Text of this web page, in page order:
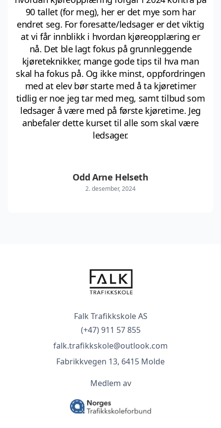
90 tallet (for meg), her er det mye som har
endret seg. For foresatte/ledsager er det viktig
at vi får innblikk i hvordan kjøreopplæring er
nå. Det ble lagt fokus på grunnleggende
kjøreteknikker, mange gode tips til hva man
skal ha fokus på. Og ikke minst, oppfordringen
med at elev bør starte med å ta kjøretimer
tidlig er noe jeg tar med meg, samt tilbud som
ledsager å være med på første kjøretime. Jeg
anbefaler dette kurset til alle som skal være
ledsager.
Odd Arne Helseth
2. desember, 2024
Falk Trafikkskole AS
(+47) 911 57 855
falk.trafikkskole@outlook.com
Fabrikkvegen 13, 6415 Molde
Medlem av